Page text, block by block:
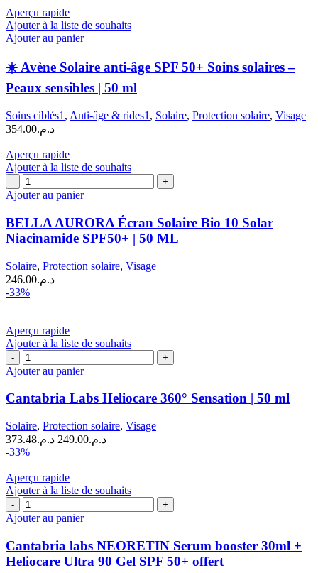
Aperçu rapide
Ajouter à la liste de souhaits
Ajouter au panier
☀️ Avène Solaire anti-âge SPF 50+ Soins solaires –
Peaux sensibles | 50 ml
Soins ciblés1 , Anti-âge & rides1 , Solaire, Protection solaire, Visage
د.م.354.00
Aperçu rapide
Ajouter à la liste de souhaits
quantité
de
BELLA
AURORA
Écran
Solaire
10
Solar
Niacinamide
50
ML
Ajouter au panier
BELLA AURORA Écran Solaire Bio 10 Solar
Niacinamide SPF50+ | 50 ML
Solaire, Protection solaire, Visage
د.م.246.00
-33%
Aperçu rapide
Ajouter à la liste de souhaits
quantité
de
Cantabria
Labs
Heliocare
360°
Sensation
|
50
Ajouter au panier
Cantabria Labs Heliocare 360° Sensation | 50 ml
Solaire, Protection solaire, Visage
د.م.373.48
Le
était :
د.م.373.48.
د.م.249.00
Le
-33%
Aperçu rapide
Ajouter à la liste de souhaits
quantité
de
Cantabria
labs
NEORETIN
Serum
Ajouter au panier
Cantabria labs NEORETIN Serum booster 30ml +
Heliocare Ultra 90 Gel SPF 50+ offert